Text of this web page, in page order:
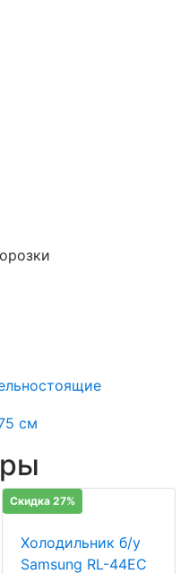
см
Скидка 27%
Холодильник б/у
Samsung RL-44EC